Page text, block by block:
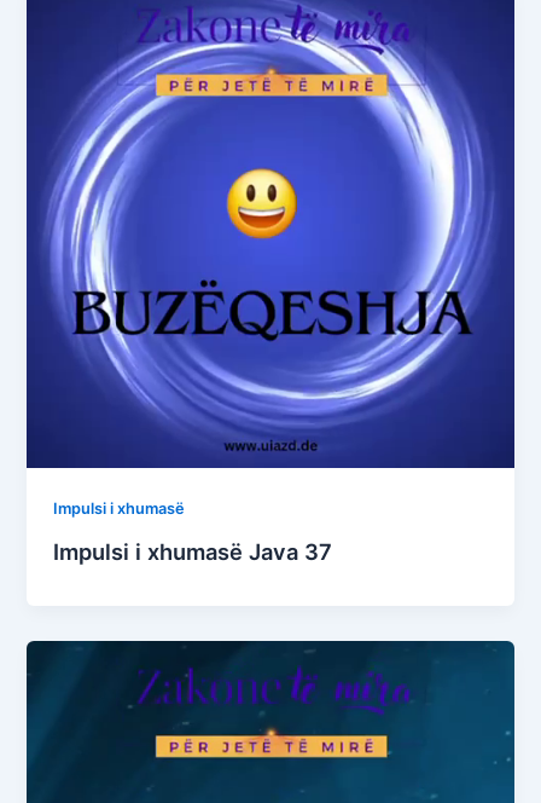
Impulsi i xhumasë
Impulsi i xhumasë Java 37